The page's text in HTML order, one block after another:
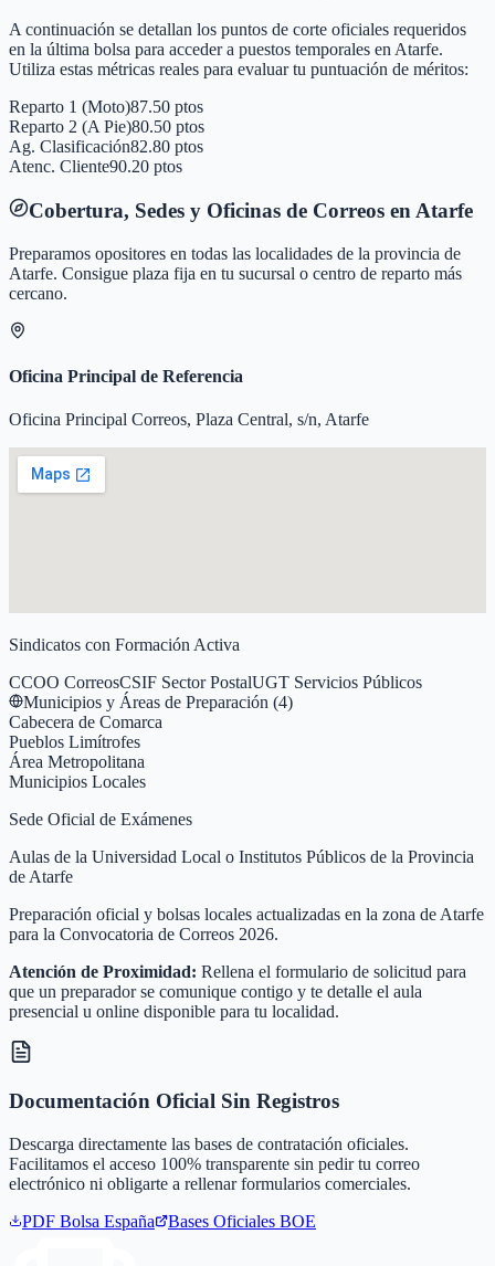
A continuación se detallan los puntos de corte oficiales requeridos
en la última bolsa para acceder a puestos temporales en Atarfe.
Utiliza estas métricas reales para evaluar tu puntuación de méritos:
Reparto 1 (Moto)87.50 ptos
Reparto 2 (A Pie)80.50 ptos
Ag. Clasificación82.80 ptos
Atenc. Cliente90.20 ptos
Cobertura, Sedes y Oficinas de Correos en Atarfe
Preparamos opositores en todas las localidades de la provincia de
Atarfe. Consigue plaza fija en tu sucursal o centro de reparto más
cercano.
Oficina Principal de Referencia
Oficina Principal Correos, Plaza Central, s/n, Atarfe
Sindicatos con Formación Activa
CCOO CorreosCSIF Sector PostalUGT Servicios Públicos
Municipios y Áreas de Preparación (4)
Cabecera de Comarca
Pueblos Limítrofes
Área Metropolitana
Municipios Locales
Sede Oficial de Exámenes
Aulas de la Universidad Local o Institutos Públicos de la Provincia
de Atarfe
Preparación oficial y bolsas locales actualizadas en la zona de Atarfe
para la Convocatoria de Correos 2026.
Atención de Proximidad: Rellena el formulario de solicitud para
que un preparador se comunique contigo y te detalle el aula
presencial u online disponible para tu localidad.
Documentación Oficial Sin Registros
Descarga directamente las bases de contratación oficiales.
Facilitamos el acceso 100% transparente sin pedir tu correo
electrónico ni obligarte a rellenar formularios comerciales.
PDF Bolsa España Bases Oficiales BOE